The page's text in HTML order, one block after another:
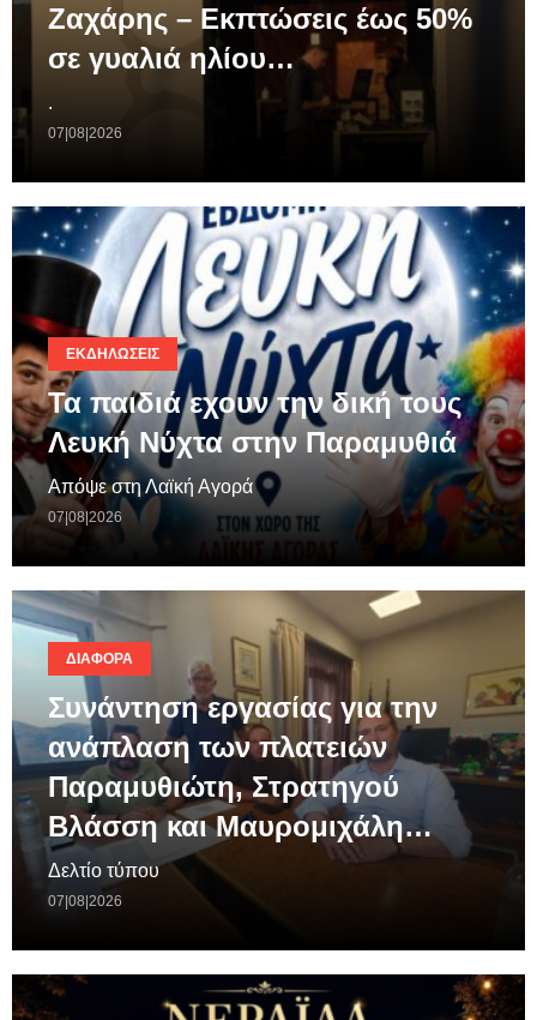
Ζαχάρης – Εκπτώσεις έως 50%
σε γυαλιά ηλίου…
.
07|08|2026
ΕΚΔΗΛΏΣΕΙΣ
Τα παιδιά εχουν την δική τους
Λευκή Νύχτα στην Παραμυθιά
Απόψε στη Λαϊκή Αγορά
07|08|2026
ΔΙΆΦΟΡΑ
Συνάντηση εργασίας για την
ανάπλαση των πλατειών
Παραμυθιώτη, Στρατηγού
Βλάσση και Μαυρομιχάλη…
Δελτίο τύπου
07|08|2026